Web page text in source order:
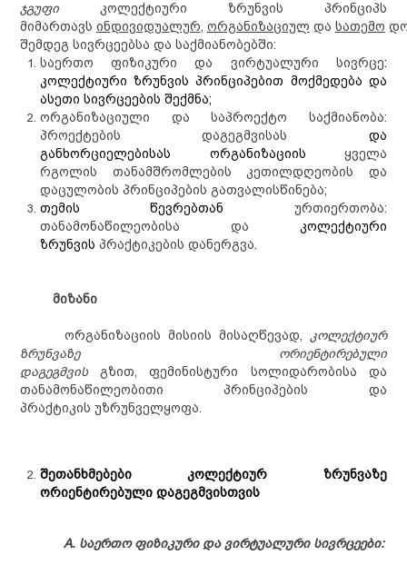
ჯგუფი კოლექტიური ზრუნვის პრინციპს
მიმართავს ინდივიდუალურ ორგანიზაციულ და სათემო
შემდეგ სივრცეებსა და საქმიანობებში:
საერთო ფიზიკური და ვირტუალური სივრცე:
კოლექტიური ზრუნვის პრინციპებით მოქმედება და
ასეთი სივრცეების შექმნა;
ორგანიზაციული და საპროექტო საქმიანობა:
პროექტების დაგეგმვისასდა
განხორციელებისას
ორგანიზაციისყველა
რგოლის თანამშრომლების კეთილდღეობის და
დაცულობის პრინციპების გათვალისწინება;
თემის წევრებთანურთიერთობა:
თანამონაწილეობისა და კოლექტიური
ზრუნვის პრაქტიკების დანერგვა.
მიზანი
ორგანიზაციის მისიის მისაღწევად, კოლექტიურ
ზრუნვაზე ორიენტირებული
დაგეგმვისგზით, ფემინისტური სოლიდარობისა და
თანამონაწილეობითი პრინციპების და
პრაქტიკის უზრუნველყოფა.
შეთანხმებები კოლექტიურ ზრუნვაზე
ორიენტირებული დაგეგმვისთვის
A. საერთო ფიზიკური და ვირტუალური სივრცეები: